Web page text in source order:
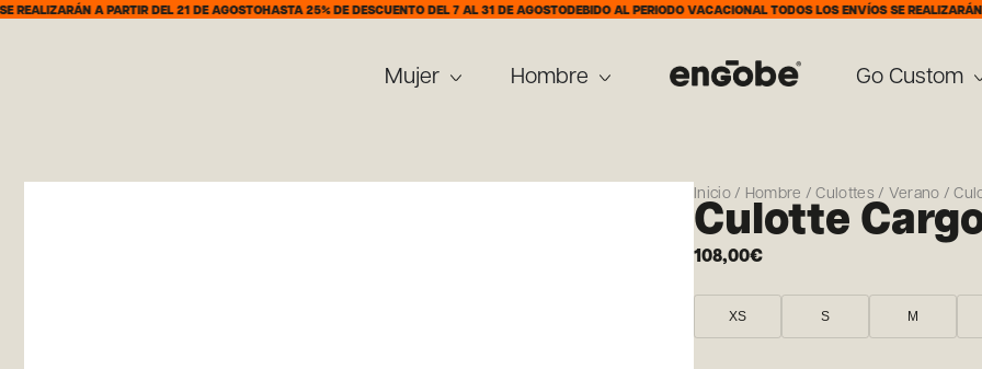
A PARTIR DEL 21 DE AGOSTOHASTA 25% DE DESCUENTO DEL 7 AL 31 DE AGOSTODEBIDO AL PERIODO VACACIONAL TODOS LOS ENVÍOS SE REALIZARÁN A
Mujer Hombre Go Custom
Inicio/ Hombre /Culottes / Verano /
Culotte
108,00€
XS S M